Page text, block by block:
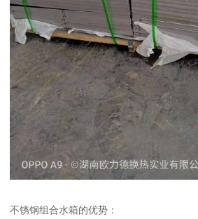
不锈钢组合水箱的优势：